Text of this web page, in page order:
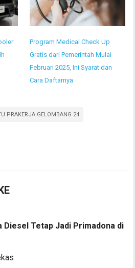
Program Medical Check Up
Gratis dari Pemerintah Mulai
Februari 2025, Ini Syarat dan
Cara Daftarnya
PRAKERJA GELOMBANG 24
Diesel Tetap Jadi Primadona di